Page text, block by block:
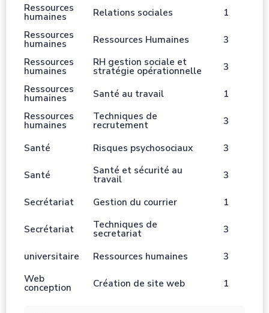
Ressources
humaines Relations sociales
1
Ressources
humaines Ressources Humaines
3
Ressources
humaines
RH gestion sociale et
stratégie opérationnelle
3
Ressources
humaines Santé au travail
1
Ressources
humaines
Techniques de
recrutement 3
Santé Risques psychosociaux 3
Santé Santé et sécurité au
travail 3
Secrétariat Gestion du courrier 1
Secrétariat Techniques de
secretariat 3
universitaire Ressources humaines
3
Web
conception Création de site web 1